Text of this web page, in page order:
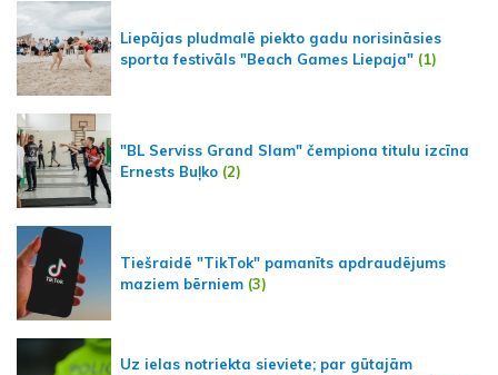
Liepājas pludmalē piekto gadu norisināsies
sporta festivāls "Beach Games Liepaja" (1)
"BL Serviss Grand Slam" čempiona titulu izcīna
Ernests Buļko (2)
Tiešraidē "TikTok" pamanīts apdraudējums
maziem bērniem (3)
Uz ielas notriekta sieviete; par gūtajām